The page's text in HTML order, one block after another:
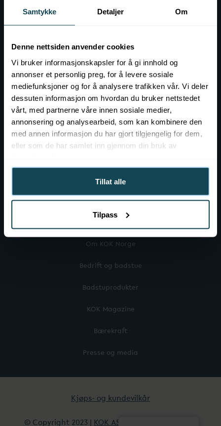
Samtykke Detaljer Om
Denne nettsiden anvender cookies
Vi bruker informasjonskapsler for å gi innhold og
annonser et personlig preg, for å levere sosiale
mediefunksjoner og for å analysere trafikken vår. Vi deler
dessuten informasjon om hvordan du bruker nettstedet
vårt, med partnerne våre innen sosiale medier,
annonsering og analysearbeid, som kan kombinere den
med annen informasjon du har gjort tilgjengelig for dem,
eller som de har samlet inn gjennom din bruk av
Tillat alle
Tilpass
Event hos KOK
Mer om KOK
Om KOK Norge
Bedrift og badstue
Badstuprodukter
KOK Magazine
Bærekraft
Presse og media
Kjøps- og kundevilkår
© Copyright 2023 | KOK AS